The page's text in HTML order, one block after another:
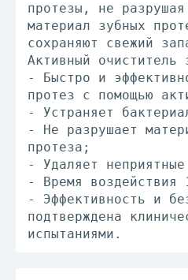
протезы, не
материал зубных
сохраняют свежий
Активный очиститель
- Быстро и
протез с помощью
- Устраняет
- Не разрушает
протеза;
- Удаляет
- Время воздействия
- Эффективность и
подтверждена
испытаниями.